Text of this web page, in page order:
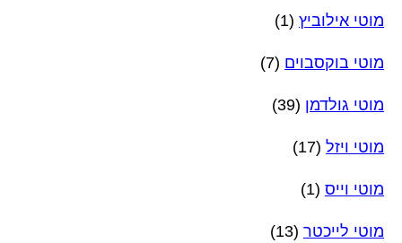
מוטי אילוביץ (1)
מוטי בוקסבוים (7)
מוטי גולדמן (39)
מוטי ויזל (17)
מוטי וייס (1)
מוטי לייכטר (13)